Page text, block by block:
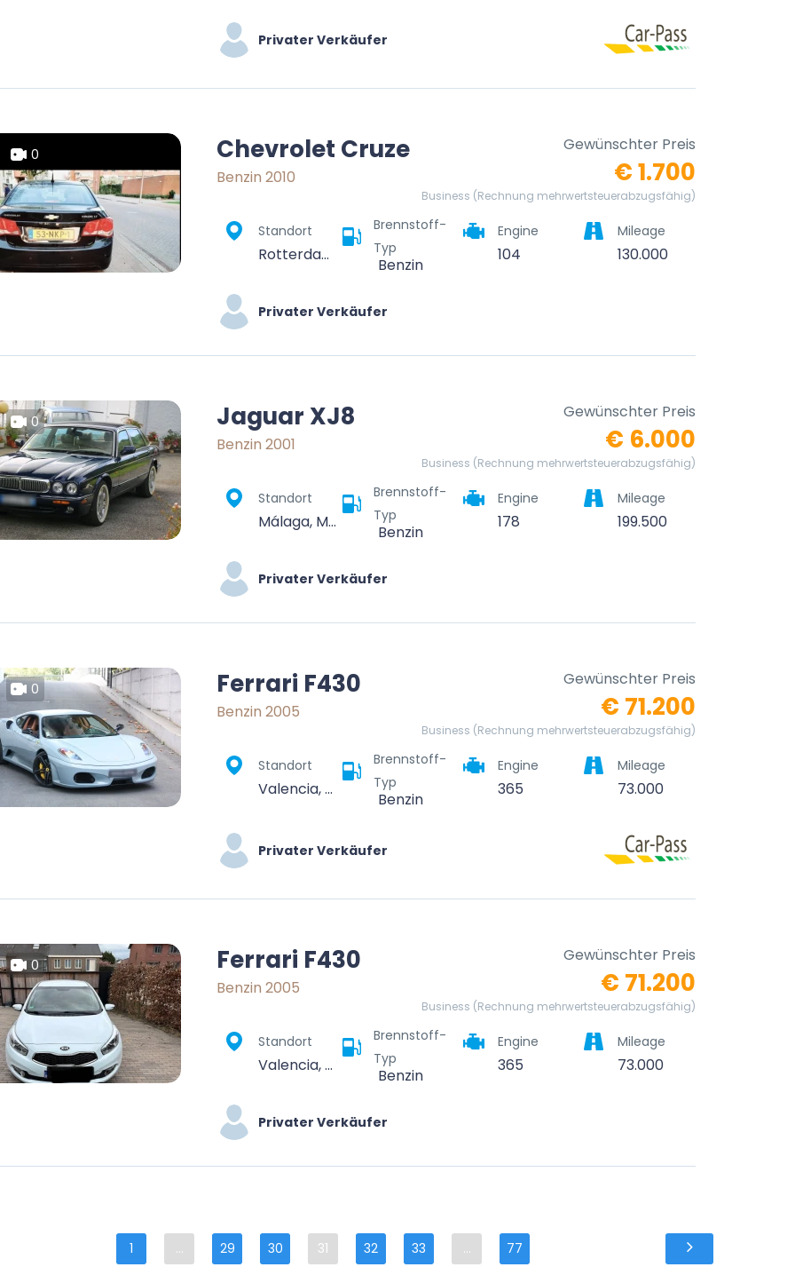
Privater Verkäufer
0 Chevrolet Cruze
Benzin 2010
Gewünschter Preis
€ 1.700
Business (Rechnung mehrwertsteuerabzugsfähig)
Standort
Rotterdam, Zuid-Holland, Nederland
Brennstoff-
Typ
Benzin
Engine
104
Mileage
130.000
Privater Verkäufer
0 Jaguar XJ8
Benzin 2001
Gewünschter Preis
€ 6.000
Business (Rechnung mehrwertsteuerabzugsfähig)
Standort
Málaga, Málaga-Costa del Sol, Malaga, Andalusia, Spain
Brennstoff-
Typ
Benzin
Engine
178
Mileage
199.500
Privater Verkäufer
0 Ferrari F430
Benzin 2005
Gewünschter Preis
€ 71.200
Business (Rechnung mehrwertsteuerabzugsfähig)
Standort
Valencia, Comarca de València, Valencia, Valencian Community, Spain
Brennstoff-
Typ
Benzin
Engine
365
Mileage
73.000
Privater Verkäufer
0 Ferrari F430
Benzin 2005
Gewünschter Preis
€ 71.200
Business (Rechnung mehrwertsteuerabzugsfähig)
Standort
Valencia, Comarca de València, Valencia, Valencian Community, Spain
Brennstoff-
Typ
Benzin
Engine
365
Mileage
73.000
Privater Verkäufer
1 ... 29 30 31 32 33 ... 77